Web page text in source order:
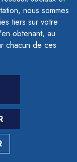
nous sommes
tiers sur votre
obtenant, au
chacun de ces
DES DONNÉES